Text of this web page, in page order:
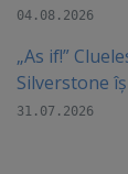
04.08.2026
„As if!”
Silverstone
31.07.2026